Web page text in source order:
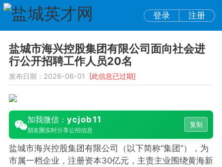
登录 注册
盐城市海兴控股集团有限公司面向社会进
行公开招聘工作人员20名
发布日期：2026-06-01 [此信息已过期]
加我微信： ycjob11
朋友圈实时分享公招信息
复制
盐城市海兴控股集团有限公司（以下简称“集团”），为
市属一档企业，注册资本30亿元，主责主业围绕黄海新